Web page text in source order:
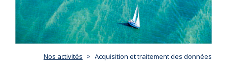
Nos activités Acquisition et traitement des données